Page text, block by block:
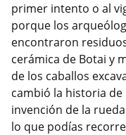
primer intento o al
porque los
encontraron
cerámica de Botai y
de los caballos
cambió la historia de
invención de la
lo que podías